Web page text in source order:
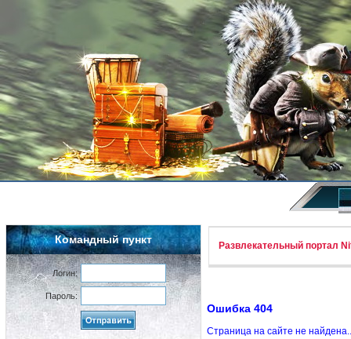
Командный пункт
Логин:
Пароль:
Развлекательный портал
Ошибка 404
Страница на сайте не